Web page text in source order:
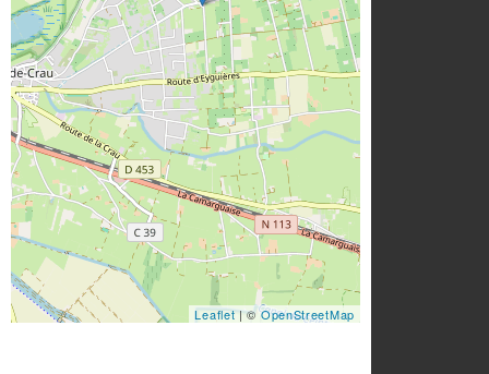
Leaflet| ©OpenStreetMap